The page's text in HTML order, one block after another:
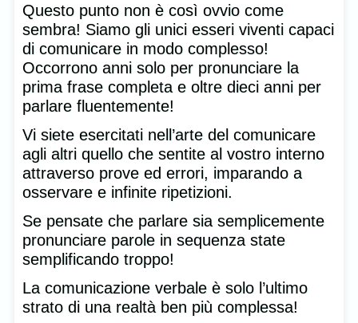
Questo punto non è così ovvio come
sembra! Siamo gli unici esseri viventi capaci
di comunicare in modo complesso!
Occorrono anni solo per pronunciare la
prima frase completa e oltre dieci anni per
parlare fluentemente!
Vi siete esercitati nell’arte del comunicare
agli altri quello che sentite al vostro interno
attraverso prove ed errori, imparando a
osservare e infinite ripetizioni.
Se pensate che parlare sia semplicemente
pronunciare parole in sequenza state
semplificando troppo!
La comunicazione verbale è solo l’ultimo
strato di una realtà ben più complessa!